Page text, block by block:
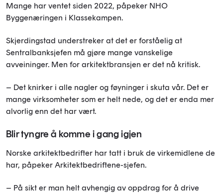
Mange har ventet siden 2022, påpeker NHO
Byggenæringen i Klassekampen.
Skjerdingstad understreker at det er forståelig at
Sentralbanksjefen må gjøre mange vanskelige
avveininger. Men for arkitektbransjen er det nå kritisk.
– Det knirker i alle nagler og føyninger i skuta vår. Det er
mange virksomheter som er helt nede, og det er enda mer
alvorlig enn det har vært.
Blir tyngre å komme i gang igjen
Norske arkitektbedrifter har tatt i bruk de virkemidlene de
har, påpeker Arkitektbedriftene-sjefen.
– På sikt er man helt avhengig av oppdrag for å drive